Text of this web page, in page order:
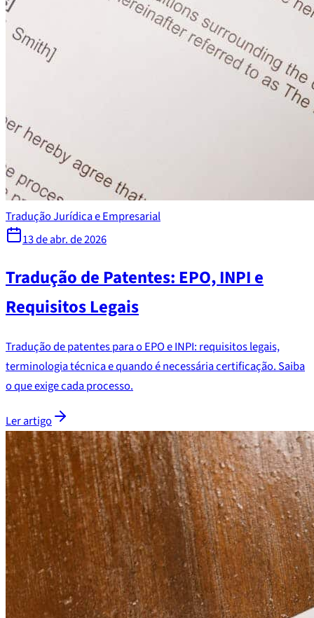
Tradução Jurídica e Empresarial
13 de abr. de 2026
Tradução de Patentes: EPO, INPI e
Requisitos Legais
Tradução de patentes para o EPO e INPI: requisitos legais,
terminologia técnica e quando é necessária certificação. Saiba
o que exige cada processo.
Ler artigo